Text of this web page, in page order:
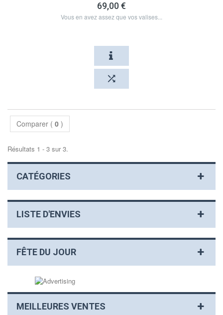
69,00 €
Vous en avez assez que vos valises...
Comparer ( 0 )
Résultats 1 - 3 sur 3.
CATÉGORIES
LISTE D'ENVIES
FÊTE DU JOUR
MEILLEURES VENTES